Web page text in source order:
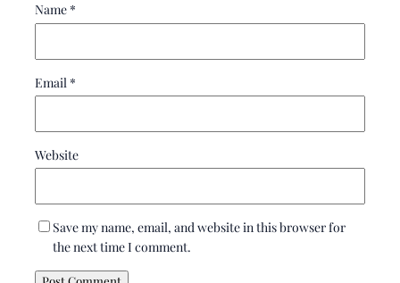
Name *
Email *
Website
Save my name, email, and website in this browser for
the next time I comment.